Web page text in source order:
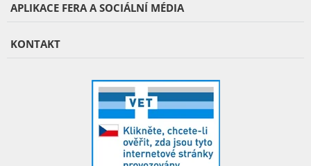
APLIKACE FERA A SOCIÁLNÍ MÉDIA
KONTAKT